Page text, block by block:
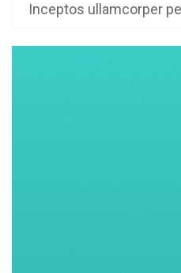
Inceptos ullamcorper